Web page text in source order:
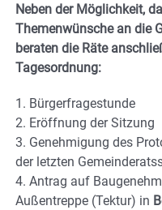
Neben der Möglichkeit,
Themenwünsche an die
beraten die Räte
Tagesordnung:
1. Bürgerfragestunde
2. Eröffnung der Sitzung
3. Genehmigung des
der letzten
4. Antrag auf
Außentreppe (Tektur) in